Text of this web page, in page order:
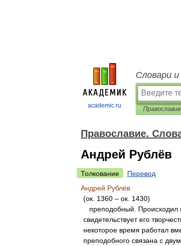
academic.ru
Словари
Православие.
Андрей Рублёв
Толкование
Перевод
Андрей Рублёв
(ок 1360 – ок 1430)
преподобный
Происходил
свидетельствует его
некоторое время работал
преподобного связана с